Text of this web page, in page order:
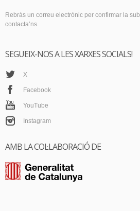
Rebràs un correu electrònic per confirmar la
contacta’ns.
SEGUEIX-NOS A LES XARXES SOCIALS!
X
Facebook
YouTube
Instagram
AMB LA COL·LABORACIÓ DE